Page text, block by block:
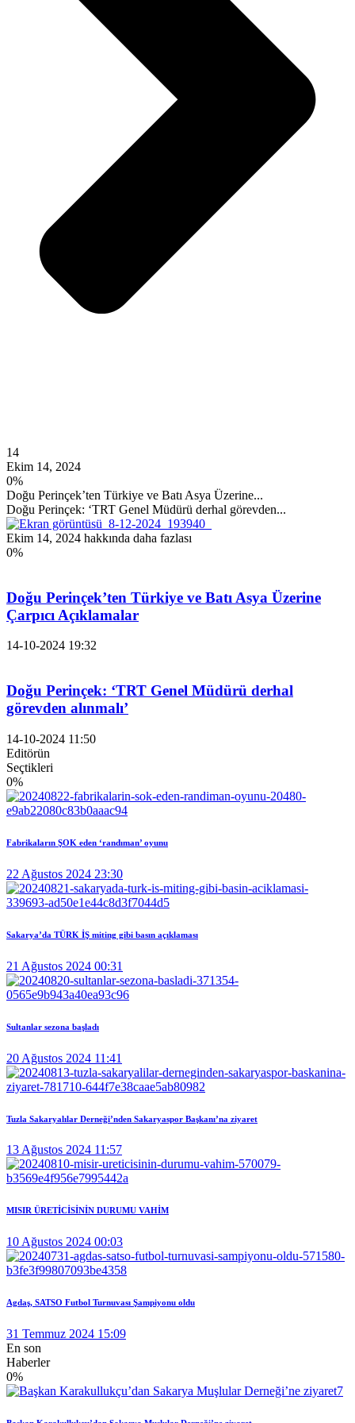
14
Ekim 14, 2024
0%
Doğu Perinçek’ten Türkiye ve Batı Asya Üzerine...
Doğu Perinçek: ‘TRT Genel Müdürü derhal görevden...
Ekim 14, 2024 hakkında daha fazlası
0%
Doğu Perinçek’ten Türkiye ve Batı Asya Üzerine
Çarpıcı Açıklamalar
14-10-2024 19:32
Doğu Perinçek: ‘TRT Genel Müdürü derhal
görevden alınmalı’
14-10-2024 11:50
Editörün
Seçtikleri
0%
Fabrikaların ŞOK eden ‘randıman’ oyunu
22 Ağustos 2024 23:30
Sakarya’da TÜRK İŞ miting gibi basın açıklaması
21 Ağustos 2024 00:31
Sultanlar sezona başladı
20 Ağustos 2024 11:41
Tuzla Sakaryalılar Derneği’nden Sakaryaspor Başkanı’na ziyaret
13 Ağustos 2024 11:57
MISIR ÜRETİCİSİNİN DURUMU VAHİM
10 Ağustos 2024 00:03
Agdaş, SATSO Futbol Turnuvası Şampiyonu oldu
31 Temmuz 2024 15:09
En son
Haberler
0%